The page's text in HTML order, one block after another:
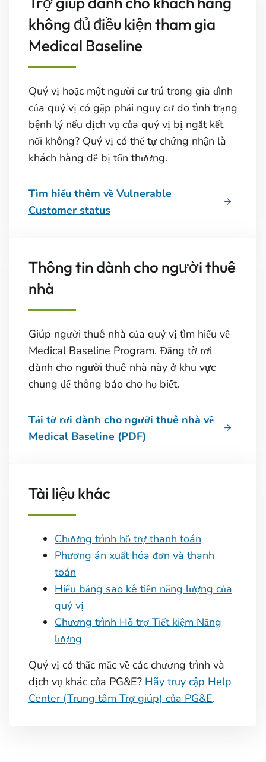
không đủ điều kiện tham gia
Medical Baseline
Quý vị hoặc một người cư trú trong gia đình
của quý vị có gặp phải nguy cơ do tình trạng
bệnh lý nếu dịch vụ của quý vị bị ngắt kết
nối không? Quý vị có thể tự chứng nhận là
khách hàng dễ bị tổn thương.
Tìm hiểu thêm về Vulnerable
Customer status
Thông tin dành cho người thuê
nhà
Giúp người thuê nhà của quý vị tìm hiểu về
Medical Baseline Program. Đăng tờ rơi
dành cho người thuê nhà này ở khu vực
chung để thông báo cho họ biết.
Tải tờ rơi dành cho người thuê nhà về
Medical Baseline (PDF)
Tài liệu khác
Chương trình hỗ trợ thanh toán
Phương án xuất hóa đơn và thanh
toán
Hiểu bảng sao kê tiền năng lượng của
quý vị
Chương trình Hỗ trợ Tiết kiệm Năng
lượng
Quý vị có thắc mắc về các chương trình và
dịch vụ khác của PG&E? Hãy truy cập Help
Center (Trung tâm Trợ giúp) của PG&E.